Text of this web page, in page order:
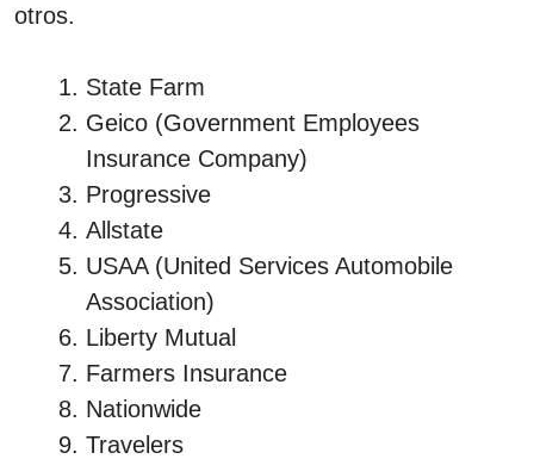
otros.
State Farm
Geico (Government Employees
Insurance Company)
Progressive
Allstate
USAA (United Services Automobile
Association)
Liberty Mutual
Farmers Insurance
Nationwide
Travelers